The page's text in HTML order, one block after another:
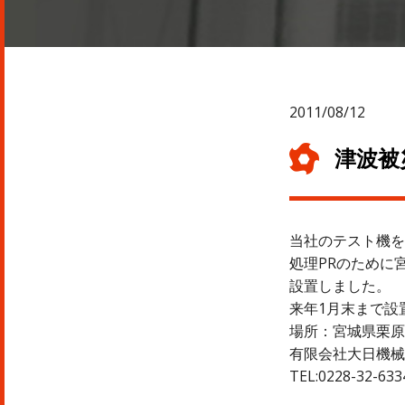
2011/08/12
津波
当社のテスト機
処理PRのために
設置しました。
来年1月末まで設
場所：宮城県栗
有限会社大日機械
TEL:0228-32-